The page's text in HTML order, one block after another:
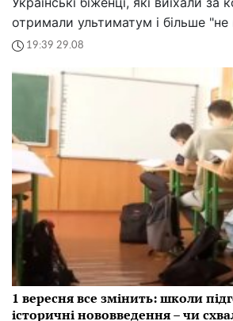
отримали ультиматум і більше
19:39 29.08
1 вересня все змінить: школи
історичні нововведення – чи